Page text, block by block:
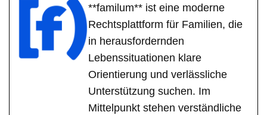
**familum** ist eine moderne
Rechtsplattform für Familien, die
in herausfordernden
Lebenssituationen klare
Orientierung und verlässliche
Unterstützung suchen. Im
Mittelpunkt stehen verständliche